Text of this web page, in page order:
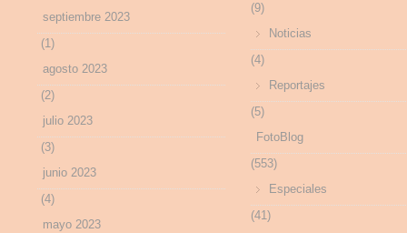
septiembre 2023
(1)
agosto 2023
(2)
julio 2023
(3)
junio 2023
(4)
mayo 2023
(9)
Noticias
(4)
Reportajes
(5)
FotoBlog
(553)
Especiales
(41)